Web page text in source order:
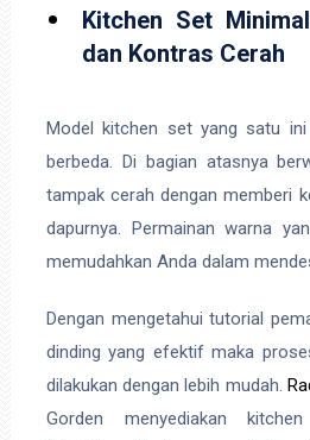
Kitchen Set
dan Kontras Cerah
Model kitchen set yang satu
berbeda. Di bagian atasnya
tampak cerah dengan memberi
dapurnya. Permainan warna
memudahkan Anda dalam
Dengan mengetahui tutorial
dinding yang efektif maka
dilakukan dengan lebih mudah.
Gorden menyediakan